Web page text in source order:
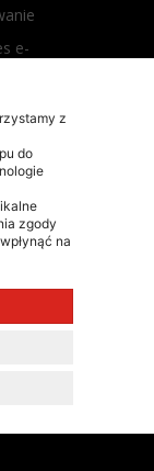
z
do
zgody
na
e-